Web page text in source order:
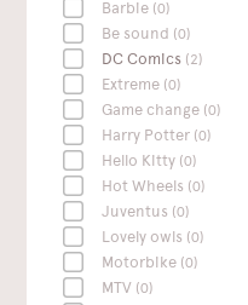
Barbie (0)
Be sound (0)
DC Сomics (2)
Extreme (0)
Game change (0)
Harry Potter (0)
Hello Kitty (0)
Hot Wheels (0)
Juventus (0)
Lovely owls (0)
Motorbike (0)
MTV (0)